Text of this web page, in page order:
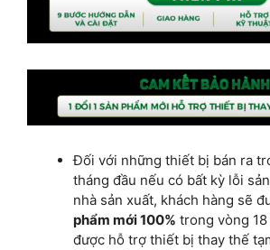
Đối với những thiết bị bán ra
tháng đầu nếu có bất kỳ lỗi
nhà sản xuất, khách hàng sẽ
phẩm mới 100% trong vòng
được hỗ trợ thiết bị thay thế